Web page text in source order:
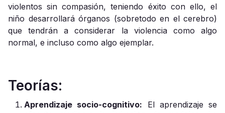
violentos sin compasión, teniendo éxito con ello, el
niño desarrollará órganos (sobretodo en el cerebro)
que tendrán a considerar la violencia como algo
normal, e incluso como algo ejemplar.
Teorías:
Aprendizaje socio-cognitivo: El aprendizaje se